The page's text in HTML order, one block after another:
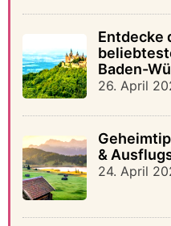
Entdecke
Baden-
26. April
&
24. April